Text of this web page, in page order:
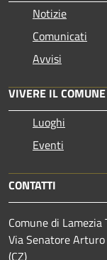
Notizie
Comunicati
Avvisi
VIVERE IL COMUNE
Luoghi
Eventi
CONTATTI
Comune di Lamezia
Via Senatore
(CZ)